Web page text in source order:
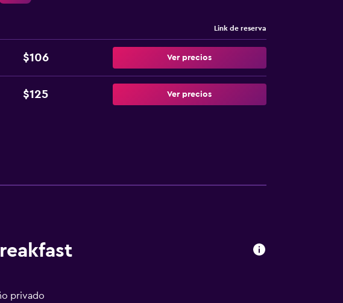
Link de reserva
$106 Ver precios
$125 Ver precios
privado